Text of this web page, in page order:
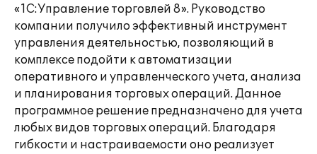
«1С:Управление торговлей 8». Руководство
компании получило эффективный инструмент
управления деятельностью, позволяющий в
комплексе подойти к автоматизации
оперативного и управленческого учета, анализа
и планирования торговых операций. Данное
программное решение предназначено для учета
любых видов торговых операций. Благодаря
гибкости и настраиваемости оно реализует